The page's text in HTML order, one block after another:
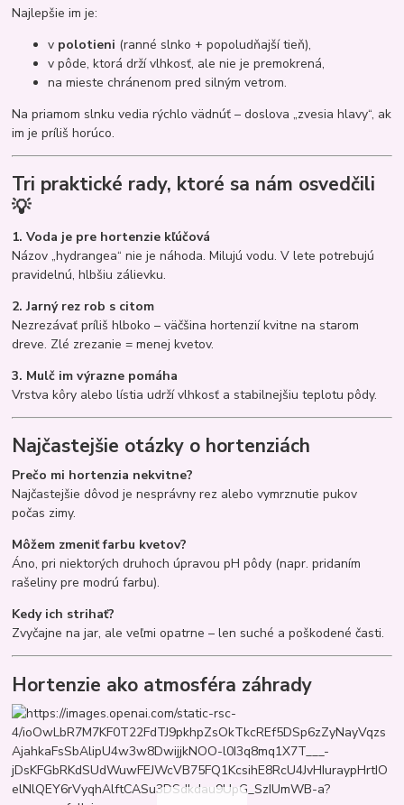
Najlepšie im je:
v polotieni (ranné slnko + popoludňajší tieň),
v pôde, ktorá drží vlhkosť, ale nie je premokrená,
na mieste chránenom pred silným vetrom.
Na priamom slnku vedia rýchlo vädnúť – doslova „zvesia hlavy“, ak
im je príliš horúco.
Tri praktické rady, ktoré sa nám osvedčili
💡
1. Voda je pre hortenzie kľúčová
Názov „hydrangea“ nie je náhoda. Milujú vodu. V lete potrebujú
pravidelnú, hlbšiu zálievku.
2. Jarný rez rob s citom
Nezrezávať príliš hlboko – väčšina hortenzií kvitne na starom
dreve. Zlé zrezanie = menej kvetov.
3. Mulč im výrazne pomáha
Vrstva kôry alebo lístia udrží vlhkosť a stabilnejšiu teplotu pôdy.
Najčastejšie otázky o hortenziách
Prečo mi hortenzia nekvitne?
Najčastejšie dôvod je nesprávny rez alebo vymrznutie pukov
počas zimy.
Môžem zmeniť farbu kvetov?
Áno, pri niektorých druhoch úpravou pH pôdy (napr. pridaním
rašeliny pre modrú farbu).
Kedy ich strihať?
Zvyčajne na jar, ale veľmi opatrne – len suché a poškodené časti.
Hortenzie ako atmosféra záhrady